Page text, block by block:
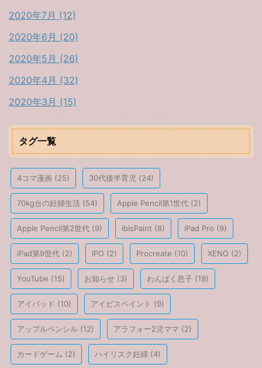
2020年7月 (12)
2020年6月 (20)
2020年5月 (26)
2020年4月 (32)
2020年3月 (15)
タグ一覧
4コマ漫画 (25) 30代後半育児 (24)
70kg台の妊婦生活 (54) Apple Pencil第1世代 (2)
Apple Pencil第2世代 (9) ibisPaint (8) iPad Pro (9)
iPad第9世代 (2) IPO (2) Procreate (10) XENO (2)
YouTube (15) お知らせ (3) わんぱく息子 (19)
アイパッド (10) アイビスペイント (9)
アップルペンシル (12) アラフォー2児ママ (2)
カードゲーム (2) ハイリスク妊婦 (4)